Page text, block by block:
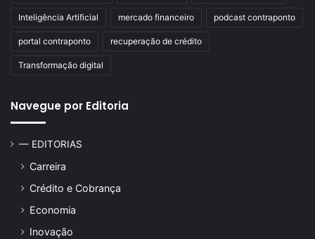
Inteligência Artificial mercado financeiro podcast contraponto
portal contraponto recuperação de crédito
Transformação digital
Navegue por Editoria
— EDITORIAS
Carreira
Crédito e Cobrança
Economia
Inovação